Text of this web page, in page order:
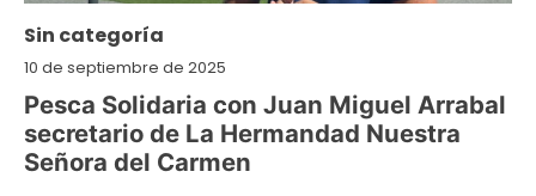
Sin categoría
10 de septiembre de 2025
Pesca Solidaria con Juan Miguel Arrabal
secretario de La Hermandad Nuestra
Señora del Carmen